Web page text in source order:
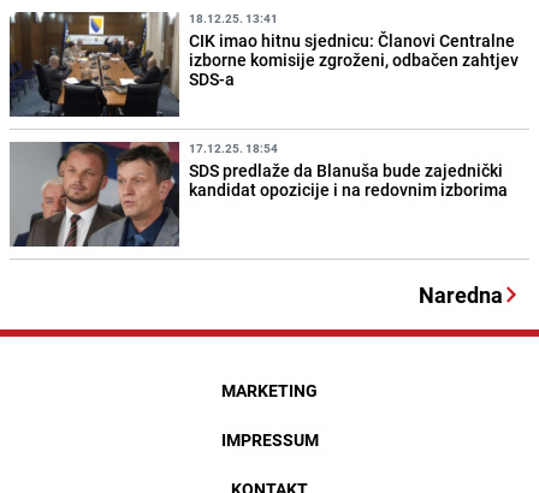
18.12.25. 13:41
CIK imao hitnu sjednicu: Članovi Centralne
izborne komisije zgroženi, odbačen zahtjev
SDS-a
17.12.25. 18:54
SDS predlaže da Blanuša bude zajednički
kandidat opozicije i na redovnim izborima
Naredna
MARKETING
IMPRESSUM